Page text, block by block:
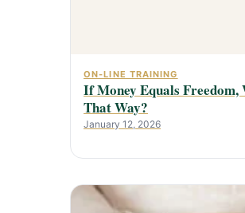
ON-LINE TRAINING
If Money Equals Freedom,
That Way?
January 12, 2026